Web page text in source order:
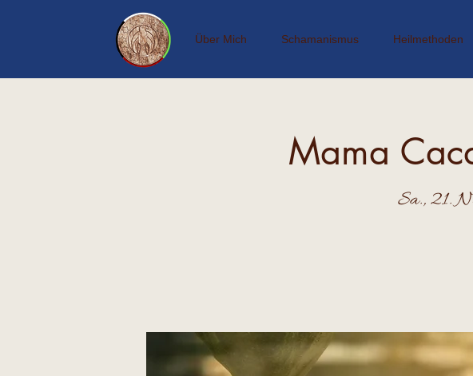
Über Mich Schamanismus Heilmethoden
Mama
Sa., 21.